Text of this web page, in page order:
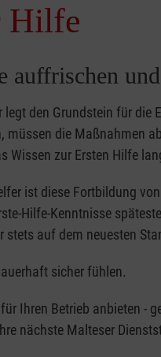
Hilfe
auffrischen
legt den Grundstein für
die Maßnahmen
Wissen zur Ersten Hilfe
ist diese Fortbildung
Hilfe-Kenntnisse
auf dem neuesten
sicher fühlen.
Ihren Betrieb anbieten -
nächste Malteser